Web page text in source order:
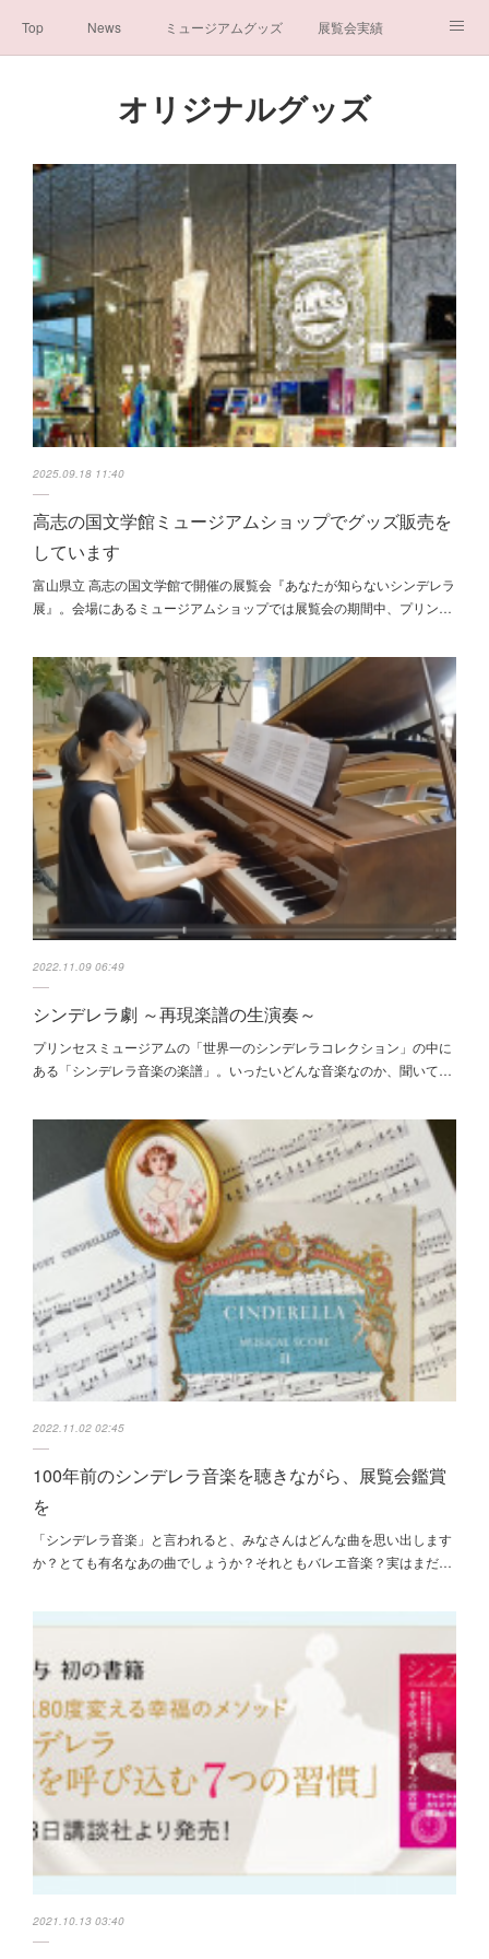
Top News ミュージアムグッズ 展覧会実績
お問い合わせ 一般社団法人シンデレラ芸術文化振興会
オリジナルグッズ
2025.09.18 11:40
高志の国文学館ミュージアムショップでグッズ販売を
しています
富山県立 高志の国文学館で開催の展覧会『あなたが知らないシンデレラ
展』。会場にあるミュージアムショップでは展覧会の期間中、プリン…
2022.11.09 06:49
シンデレラ劇 ～再現楽譜の生演奏～
プリンセスミュージアムの「世界一のシンデレラコレクション」の中に
ある「シンデレラ音楽の楽譜」。いったいどんな音楽なのか、聞いて…
2022.11.02 02:45
100年前のシンデレラ音楽を聴きながら、展覧会鑑賞
を
「シンデレラ音楽」と言われると、みなさんはどんな曲を思い出します
か？とても有名なあの曲でしょうか？それともバレエ音楽？実はまだ…
2021.10.13 03:40